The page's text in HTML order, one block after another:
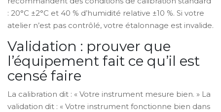
: 20°C ±2°C et 40 % d’humidité relative ±10 %. Si votre
atelier n’est pas contrôlé, votre étalonnage est invalide.
Validation : prouver que
l’équipement fait ce qu’il est
censé faire
La calibration dit : « Votre instrument mesure bien. » La
validation dit : « Votre instrument fonctionne bien dans